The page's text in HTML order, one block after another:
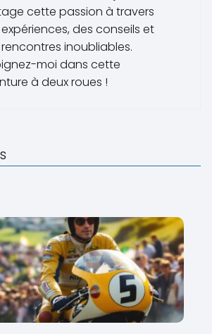
cette passion à travers
des conseils et
inoubliables.
moi dans cette
à deux roues !